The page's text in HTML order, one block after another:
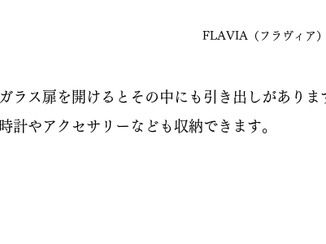
FLAVIA（フラヴィア
ガラス扉を開けるとその中にも引き出しがありま
時計やアクセサリーなども収納できます。